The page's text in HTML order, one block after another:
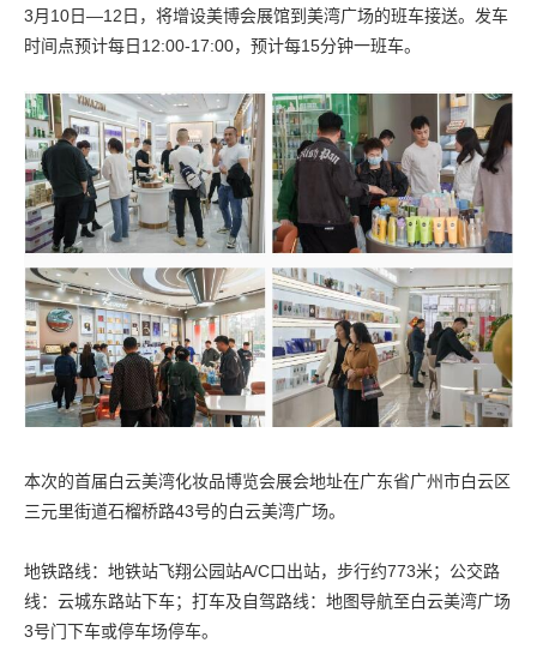
3月10日—12日，将增设美博会展馆到美湾广场的班车接送。发车
时间点预计每日12:00-17:00，预计每15分钟一班车。
本次的首届白云美湾化妆品博览会展会地址在广东省广州市白云区
三元里街道石榴桥路43号的白云美湾广场。
地铁路线：地铁站飞翔公园站A/C口出站，步行约773米；公交路
线：云城东路站下车；打车及自驾路线：地图导航至白云美湾广场
3号门下车或停车场停车。